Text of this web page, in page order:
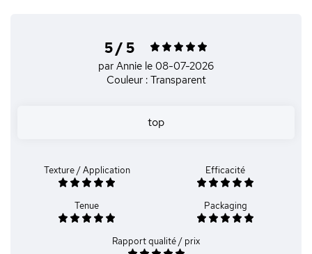
5 / 5
par Annie le 08-07-2026
Couleur : Transparent
top
Texture / Application Efficacité
Tenue Packaging
Rapport qualité / prix